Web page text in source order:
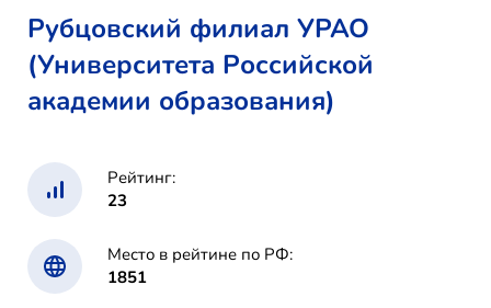
Рубцовский филиал УРАО
(Университета Российской
академии образования)
Рейтинг:
23
Место в рейтине по РФ:
1851